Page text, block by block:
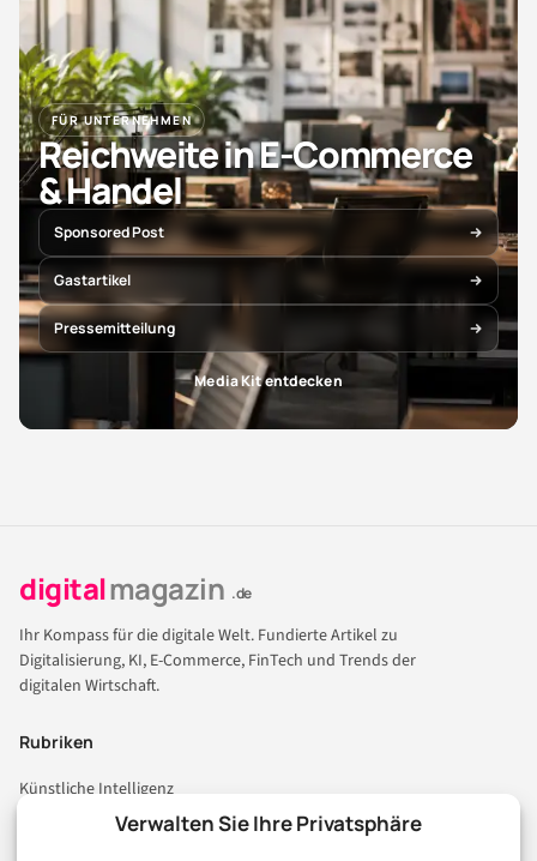
Verwalten Sie Ihre Privatsphäre
FÜR UNTERNEHMEN
Reichweite in E-Commerce
& Handel
Sponsored Post
Gastartikel
Pressemitteilung
Media Kit entdecken
digitalmagazin .de
Ihr Kompass für die digitale Welt. Fundierte Artikel zu
Digitalisierung, KI, E-Commerce, FinTech und Trends der
digitalen Wirtschaft.
Rubriken
Künstliche Intelligenz
Technologie & IT